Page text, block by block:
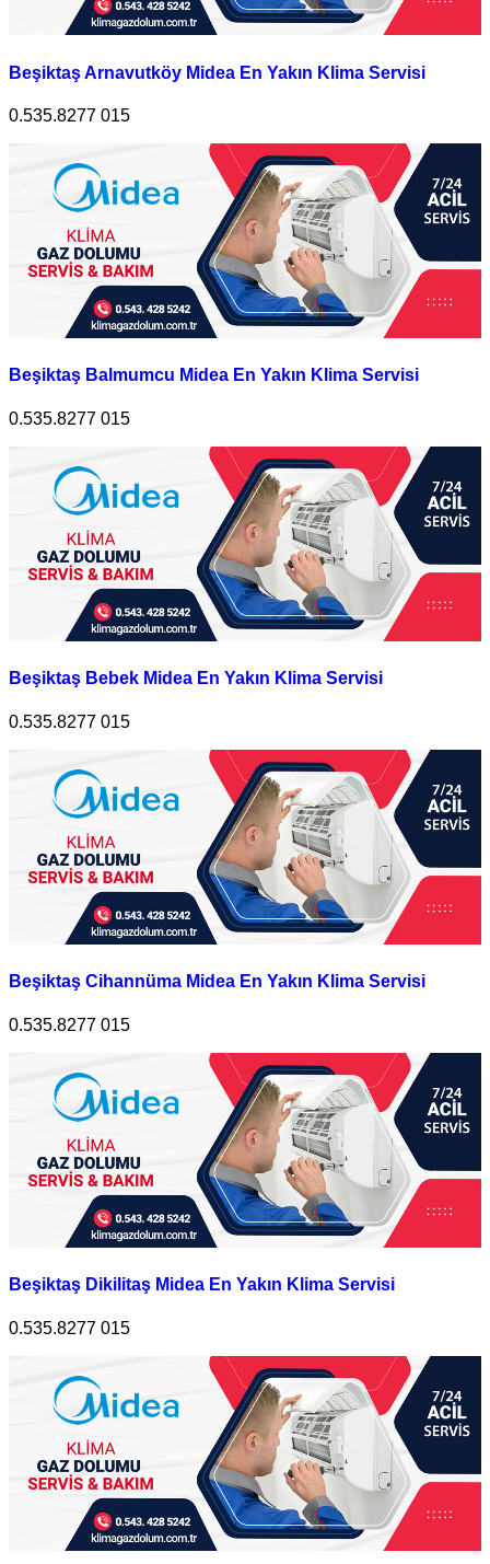
Beşiktaş Arnavutköy Midea En Yakın Klima Servisi
0.535.8277 015
Beşiktaş Balmumcu Midea En Yakın Klima Servisi
0.535.8277 015
Beşiktaş Bebek Midea En Yakın Klima Servisi
0.535.8277 015
Beşiktaş Cihannüma Midea En Yakın Klima Servisi
0.535.8277 015
Beşiktaş Dikilitaş Midea En Yakın Klima Servisi
0.535.8277 015